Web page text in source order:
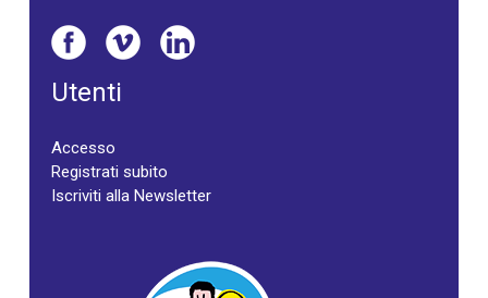
Utenti
Accesso
Registrati subito
Iscriviti alla Newsletter